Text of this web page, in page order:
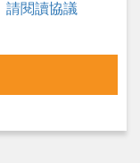
請閱讀協議